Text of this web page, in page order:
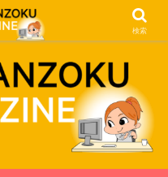
ための情報メディア
検索